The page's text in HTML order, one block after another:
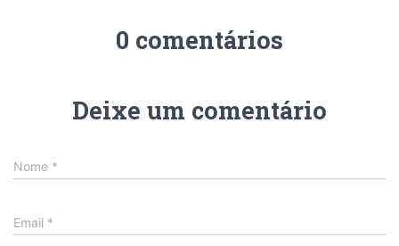
0 comentários
Deixe um comentário
Nome *
Email *